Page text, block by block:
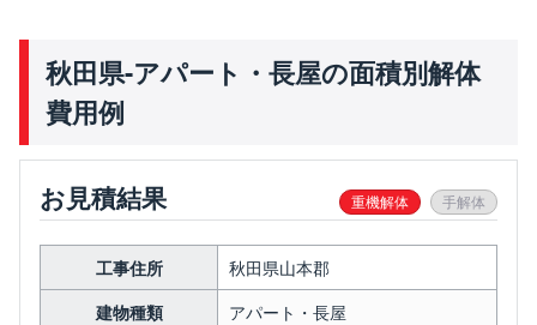
秋田県-アパート・長屋の面積別解体
費用例
お見積結果 重機解体 手解体
工事住所
秋田県山本郡
建物種類
アパート・長屋